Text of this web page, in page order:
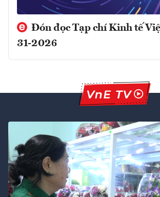
Đón đọc Tạp chí Kinh tế
31-2026